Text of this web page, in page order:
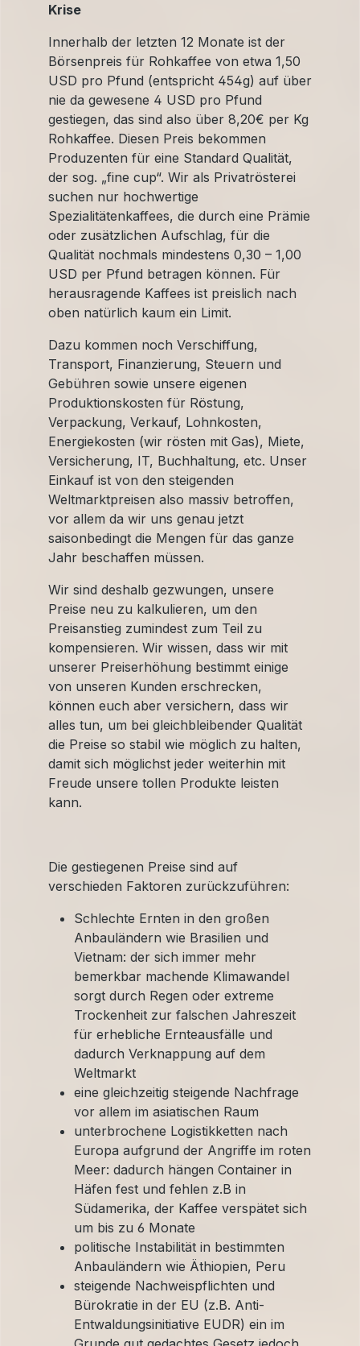
Krise
Innerhalb der letzten 12 Monate ist der
Börsenpreis für Rohkaffee von etwa 1,50
USD pro Pfund (entspricht 454g) auf über
nie da gewesene 4 USD pro Pfund
gestiegen, das sind also über 8,20€ per Kg
Rohkaffee. Diesen Preis bekommen
Produzenten für eine Standard Qualität,
der sog. „fine cup“. Wir als Privatrösterei
suchen nur hochwertige
Spezialitätenkaffees, die durch eine Prämie
oder zusätzlichen Aufschlag, für die
Qualität nochmals mindestens 0,30 – 1,00
USD per Pfund betragen können. Für
herausragende Kaffees ist preislich nach
oben natürlich kaum ein Limit.
Dazu kommen noch Verschiffung,
Transport, Finanzierung, Steuern und
Gebühren sowie unsere eigenen
Produktionskosten für Röstung,
Verpackung, Verkauf, Lohnkosten,
Energiekosten (wir rösten mit Gas), Miete,
Versicherung, IT, Buchhaltung, etc. Unser
Einkauf ist von den steigenden
Weltmarktpreisen also massiv betroffen,
vor allem da wir uns genau jetzt
saisonbedingt die Mengen für das ganze
Jahr beschaffen müssen.
Wir sind deshalb gezwungen, unsere
Preise neu zu kalkulieren, um den
Preisanstieg zumindest zum Teil zu
kompensieren. Wir wissen, dass wir mit
unserer Preiserhöhung bestimmt einige
von unseren Kunden erschrecken,
können euch aber versichern, dass wir
alles tun, um bei gleichbleibender Qualität
die Preise so stabil wie möglich zu halten,
damit sich möglichst jeder weiterhin mit
Freude unsere tollen Produkte leisten
kann.
Die gestiegenen Preise sind auf
verschieden Faktoren zurückzuführen:
Schlechte Ernten in den großen
Anbauländern wie Brasilien und
Vietnam: der sich immer mehr
bemerkbar machende Klimawandel
sorgt durch Regen oder extreme
Trockenheit zur falschen Jahreszeit
für erhebliche Ernteausfälle und
dadurch Verknappung auf dem
Weltmarkt
eine gleichzeitig steigende Nachfrage
vor allem im asiatischen Raum
unterbrochene Logistikketten nach
Europa aufgrund der Angriffe im roten
Meer: dadurch hängen Container in
Häfen fest und fehlen z.B in
Südamerika, der Kaffee verspätet sich
um bis zu 6 Monate
politische Instabilität in bestimmten
Anbauländern wie Äthiopien, Peru
steigende Nachweispflichten und
Bürokratie in der EU (z.B. Anti-
Entwaldungsinitiative EUDR) ein im